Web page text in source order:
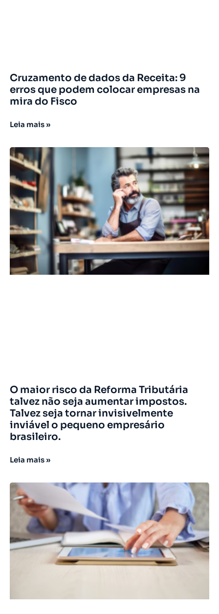
Cruzamento de dados da Receita: 9
erros que podem colocar empresas na
mira do Fisco
Leia mais »
O maior risco da Reforma Tributária
talvez não seja aumentar impostos.
Talvez seja tornar invisivelmente
inviável o pequeno empresário
brasileiro.
Leia mais »